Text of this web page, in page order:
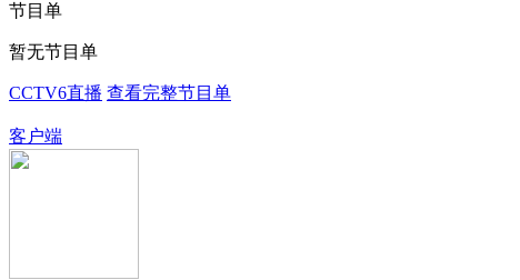
节目单
暂无节目单
CCTV6直播 查看完整节目单
客户端